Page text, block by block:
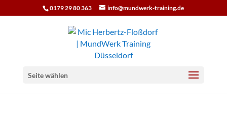
0179 29 80 363 info@mundwerk-training.de
Seite wählen